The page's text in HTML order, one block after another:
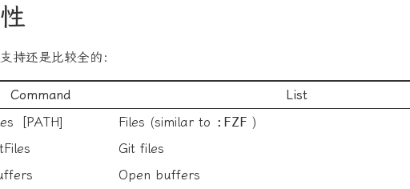
持还是比较全的：
Command
List
[PATH]
Files (similar to :FZF )
Git files
Open buffers